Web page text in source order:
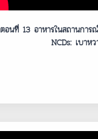
ตอนที่ 13 อาหารในสถานการ
NCDs: เบาห